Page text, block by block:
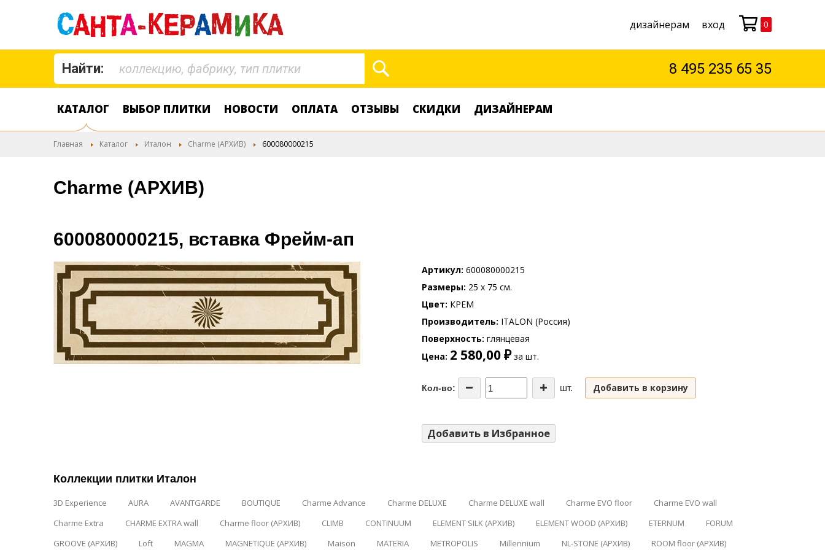
дизайнерам вход Моя корзина
0
Найти: 8 495 235 65 35
КАТАЛОГ ВЫБОР ПЛИТКИ НОВОСТИ ОПЛАТА ОТЗЫВЫ СКИДКИ ДИЗАЙНЕРАМ
Главная Каталог Италон Charme (АРХИВ) 600080000215
Charme (АРХИВ)
600080000215, вставка Фрейм-ап
Артикул 600080000215
Размеры 25 x 75 см.
Цвет КРЕМ
Производитель ITALON (Россия)
Поверхность глянцевая
Цена 2 580,00 ₽за шт.
Кол-во: шт. Добавить в корзину
Добавить в Избранное
Коллекции плитки Италон
3D Experience AURA AVANTGARDE BOUTIQUE Charme Advance Charme DELUXE Charme DELUXE wall Charme EVO floor
Charme EVO wall
Charme Extra
CHARME EXTRA wall Charme floor (АРХИВ) CLIMB CONTINUUM ELEMENT SILK (АРХИВ) ELEMENT WOOD (АРХИВ) ETERNUM
FORUM
GROOVE (АРХИВ)
Loft MAGMA MAGNETIQUE (АРХИВ) Maison MATERIA METROPOLIS Millennium NL-STONE (АРХИВ) ROOM floor (АРХИВ)